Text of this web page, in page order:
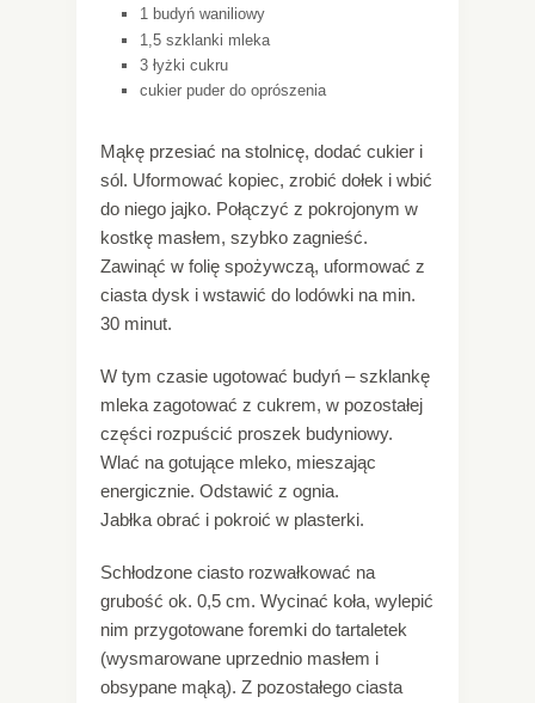
1 budyń waniliowy
1,5 szklanki mleka
3 łyżki cukru
cukier puder do oprószenia
Mąkę przesiać na stolnicę, dodać cukier i
sól. Uformować kopiec, zrobić dołek i wbić
do niego jajko. Połączyć z pokrojonym w
kostkę masłem, szybko zagnieść.
Zawinąć w folię spożywczą, uformować z
ciasta dysk i wstawić do lodówki na min.
30 minut.
W tym czasie ugotować budyń – szklankę
mleka zagotować z cukrem, w pozostałej
części rozpuścić proszek budyniowy.
Wlać na gotujące mleko, mieszając
energicznie. Odstawić z ognia.
Jabłka obrać i pokroić w plasterki.
Schłodzone ciasto rozwałkować na
grubość ok. 0,5 cm. Wycinać koła, wylepić
nim przygotowane foremki do tartaletek
(wysmarowane uprzednio masłem i
obsypane mąką). Z pozostałego ciasta